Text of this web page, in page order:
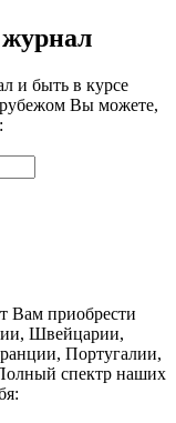
и быть в курсе
Вы можете,
Вам приобрести
Швейцарии,
Португалии,
спектр наших